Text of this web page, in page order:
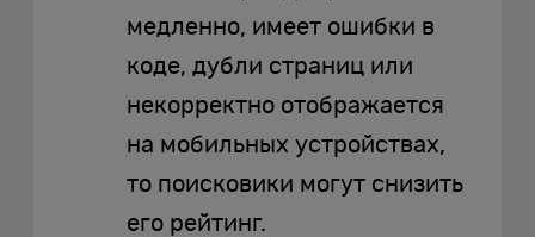
медленно, имеет ошибки в
коде, дубли страниц или
некорректно отображается
на мобильных устройствах,
то поисковики могут снизить
его рейтинг.